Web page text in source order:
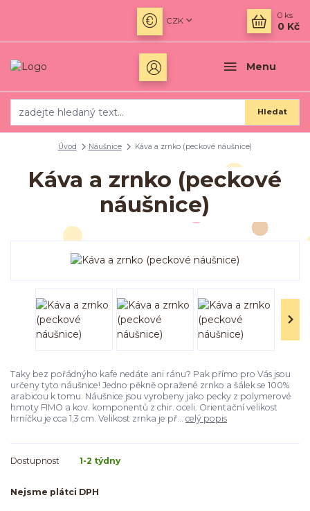
Menu
CZK
Hledat
0 ks
0 Kč
Úvod Náušnice Káva a zrnko (peckové náušnice)
Káva a zrnko (peckové
náušnice)
Taky bez pořádnýho kafe nedáte ani ránu? Pak přímo pro Vás jsou
určeny tyto náušnice! Jedno pěkně opražené zrnko a šálek se 100%
arabicou k tomu. Náušnice jsou vyrobeny jako pecky z polymerové
hmoty FIMO a kov. komponentů z chir. oceli. Orientační velikost
hrníčku je cca 1,3 cm. Velikost zrnka je př... celý popis
Dostupnost 1-2 týdny
Nejsme plátci DPH